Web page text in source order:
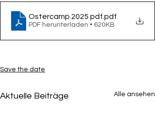
Ostercamp 2025 pdf .pdf
PDF herunterladen • 620KB
Save the date
Aktuelle Beiträge Alle ansehen